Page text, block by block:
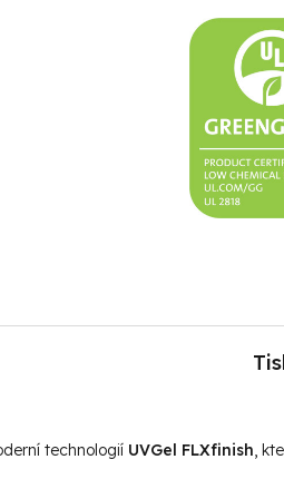
technologií UVGel FLXfinish,